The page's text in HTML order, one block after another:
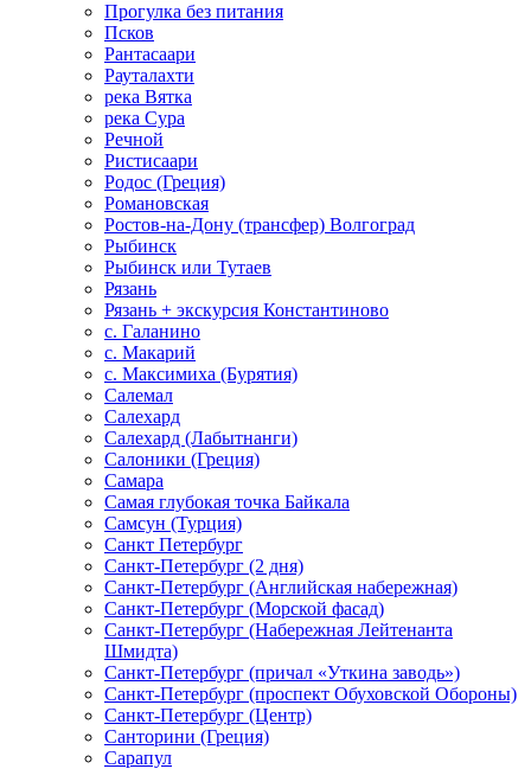
Прогулка без питания
Псков
Рантасаари
Рауталахти
река Вятка
река Сура
Речной
Ристисаари
Родос (Греция)
Романовская
Ростов-на-Дону (трансфер) Волгоград
Рыбинск
Рыбинск или Тутаев
Рязань
Рязань + экскурсия Константиново
с. Галанино
с. Макарий
с. Максимиха (Бурятия)
Салемал
Салехард
Салехард (Лабытнанги)
Салоники (Греция)
Самара
Самая глубокая точка Байкала
Самсун (Турция)
Санкт Петербург
Санкт-Петербург (2 дня)
Санкт-Петербург (Английская набережная)
Санкт-Петербург (Морской фасад)
Санкт-Петербург (Набережная Лейтенанта
Шмидта)
Санкт-Петербург (причал «Уткина заводь»)
Санкт-Петербург (проспект Обуховской Обороны)
Санкт-Петербург (Центр)
Санторини (Греция)
Сарапул